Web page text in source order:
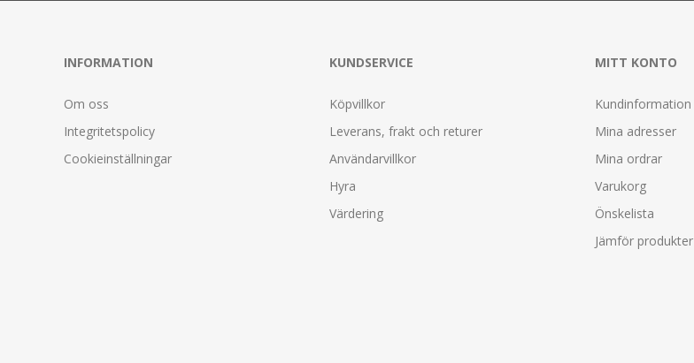
INFORMATION
Om oss
Integritetspolicy
Cookieinställningar
KUNDSERVICE
Köpvillkor
Leverans, frakt och returer
Användarvillkor
Hyra
Värdering
MITT KONTO
Kundinformation
Mina adresser
Mina ordrar
Varukorg
Önskelista
Jämför produkter